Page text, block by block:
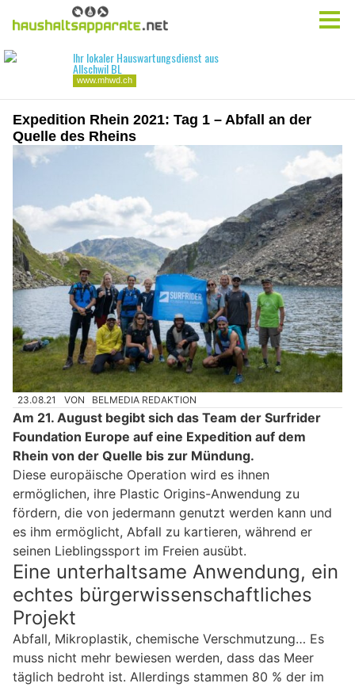
Expedition Rhein 2021: Tag 1 – Abfall an der
Quelle des Rheins
23.08.21 VON BELMEDIA REDAKTION
Am 21. August begibt sich das Team der Surfrider
Foundation Europe auf eine Expedition auf dem
Rhein von der Quelle bis zur Mündung.
Diese europäische Operation wird es ihnen
ermöglichen, ihre Plastic Origins-Anwendung zu
fördern, die von jedermann genutzt werden kann und
es ihm ermöglicht, Abfall zu kartieren, während er
seinen Lieblingssport im Freien ausübt.
Eine unterhaltsame Anwendung, ein
echtes bürgerwissenschaftliches
Projekt
Abfall, Mikroplastik, chemische Verschmutzung… Es
muss nicht mehr bewiesen werden, dass das Meer
täglich bedroht ist. Allerdings stammen 80 % der im